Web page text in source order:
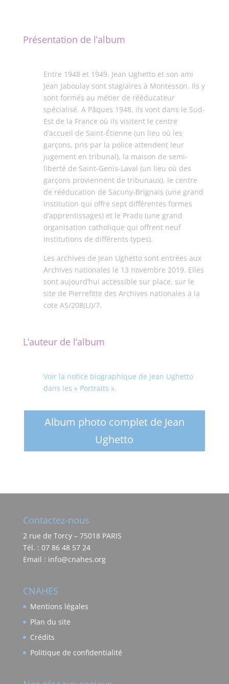
Présentation de l’album
Entre 1948 et 1949, Jean Ughetto et son ami
Jean Jaboulay sont stagiaires à Montesson. Ils y
sont formés au métier de rééducateur
spécialisé. A Pâques 1948, ils vont dans le Sud-
Est de la France où ils visitent le centre
d’accueil de Saint-Étienne (un lieu où les
garçons, pris par la police attendent leur
jugement en tribunal), la maison de semi-
liberté de Saint-Genis-Laval (un lieu où des
garçons proviennent de tribunaux), le centre
de rééducation de Sacuny-Brignais (une grand
institution qui offre sept différentes formes
d’apprentissages) et le Prado (une grand
organisation catholique qui offrent neuf
institutions de différents types).
Les archives de Jean Ughetto sont entrées aux
Archives nationales le 13 novembre 2019. Elles
sont aujourd’hui accessible sur place, sur le
site de Pierrefitte des Archives nationales à la
cote AS/208(LI)/7.
L’auteur de l’album
Voir la notice biographique de Jean Ughetto
dans les « Portraits ».
Album photo complet de Jean
Ughetto
Contactez-nous
2 rue de Torcy – 75018 PARIS
Tél. : 07 86 48 57 24
Email : info@cnahes.org
CNAHES
Mentions légales
Plan du site
Crédits
Politique de confidentialité